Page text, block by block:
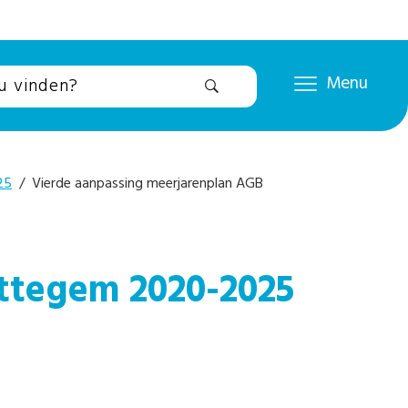
Menu
/ Vierde aanpassing meerjarenplan AGB
2020-2025